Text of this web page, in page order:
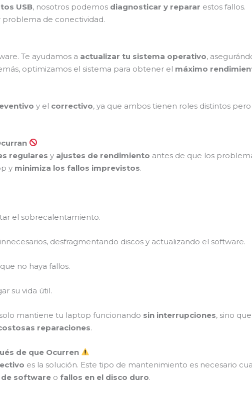
USB, nosotros podemos diagnosticar y reparar estos fallos.
de conectividad.
Te ayudamos a actualizar tu sistema operativo,
optimizamos el sistema para obtener el máximo
y el correctivo, ya que ambos tienen roles distintos
regulares y ajustes de rendimiento antes de que los
y minimiza los fallos imprevistos.
el sobrecalentamiento.
desfragmentando discos y actualizando el software.
no haya fallos.
su vida útil.
mantiene tu laptop funcionando sin interrupciones, sino
reparaciones.
de que Ocurren
es la solución. Este tipo de mantenimiento es necesario
software o fallos en el disco duro.